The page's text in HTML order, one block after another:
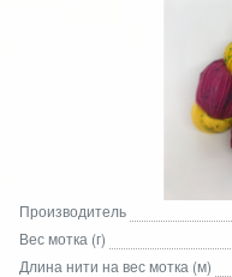
Производитель
Вес мотка (г)
Длина нити на вес мотка (м)